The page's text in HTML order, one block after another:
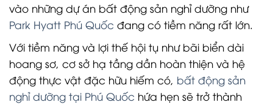
vào những dự án bất động sản nghỉ dưỡng như
Park Hyatt Phú Quốc đang có tiềm năng rất lớn.
Với tiềm năng và lợi thế hội tụ như bãi biển dài
hoang sơ, cơ sở hạ tầng dần hoàn thiện và hệ
động thực vật đặc hữu hiếm có, bất động sản
nghỉ dưỡng tại Phú Quốc hứa hẹn sẽ trở thành